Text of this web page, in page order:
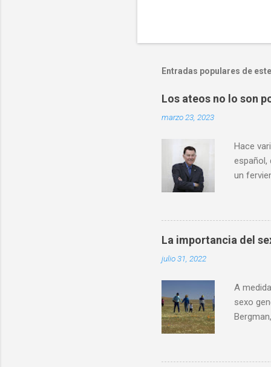
Entradas populares de
Los ateos no lo son
marzo 23, 2023
Hace
español,
un
hablar
La importancia del
julio 31, 2022
A
sexo